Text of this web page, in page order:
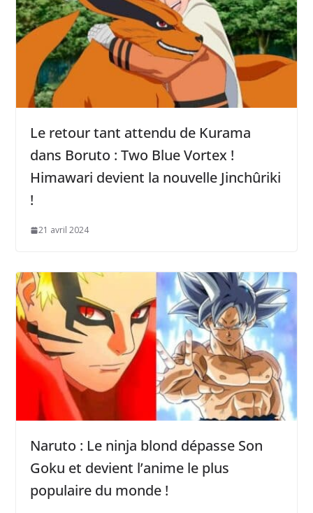
Le retour tant attendu de Kurama
dans Boruto : Two Blue Vortex !
Himawari devient la nouvelle Jinchûriki
!
21 avril 2024
Naruto : Le ninja blond dépasse Son
Goku et devient l’anime le plus
populaire du monde !